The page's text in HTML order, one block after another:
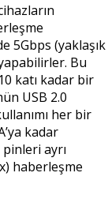
5Gbps (yaklaşık
Bu
katı kadar bir
USB 2.0
her bir
kadar
ayrı
haberleşme